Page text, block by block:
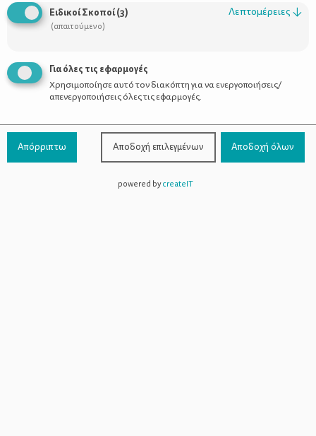
Ειδικοί Σκοποί(3)
(απαιτούμενο)
Λεπτομέρειες ↓
Για όλες τις εφαρμογές
Χρησιμοποίησε αυτό τον διακόπτη για να ενεργοποιήσεις/
απενεργοποιήσεις όλες τις εφαρμογές.
Απόρριπτω Αποδοχή επιλεγμένων Αποδοχή όλων
powered bycreateIT